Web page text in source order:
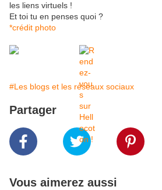
les liens virtuels !
Et toi tu en penses quoi ?
*crédit photo
#Les blogs et les réseaux sociaux
Partager
Vous aimerez aussi